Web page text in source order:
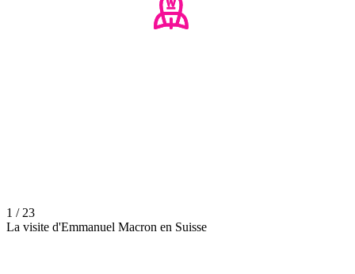
1 / 23
La visite d'Emmanuel Macron en Suisse